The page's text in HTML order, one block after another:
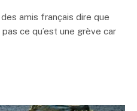
amis français dire que
ce qu’est une grève car